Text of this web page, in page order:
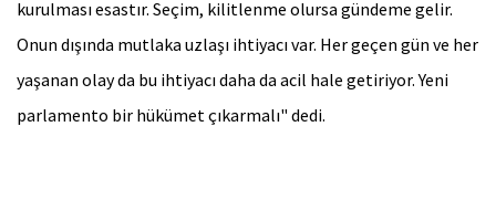
kurulması esastır. Seçim, kilitlenme olursa gündeme gelir.
Onun dışında mutlaka uzlaşı ihtiyacı var. Her geçen gün ve her
yaşanan olay da bu ihtiyacı daha da acil hale getiriyor. Yeni
parlamento bir hükümet çıkarmalı" dedi.